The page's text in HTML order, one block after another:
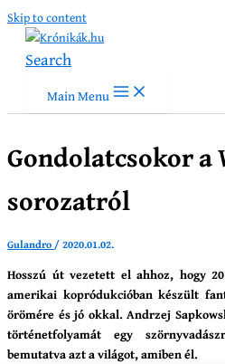
Skip to content
Search
Main Menu
Gondolatcsokor a
sorozatról
Gulandro /2020.01.02.
Hosszú út vezetett el ahhoz, hogy
amerikai kopródukcióban készült
örömére és jó okkal. Andrzej
történetfolyamát egy
bemutatva azt a világot, amiben él.